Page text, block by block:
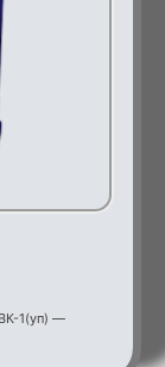
1(уп) —